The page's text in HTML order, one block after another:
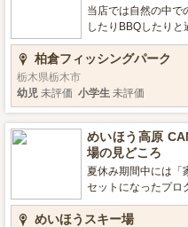
当店では自然の中で
したりBBQしたり
様、女性、初心者に
ャンプに関しては少
で、騒音も少なく夜
関してはこちら当
M5：00 ■設備 デイキャンプエリア, フリーサイトエリア,
駐車場, トイレ ■ロケーション 釣り, 星空がきれい ■環
境・サービス 予約必
柏倉フィッシングパーク
栃木県栃木市
幼児 未評価 小学生 未評価
めいほう高原
場の見どころ
夏休み期間中には「
セットになったプロ
車で3分の場所に日
天の星空をのぞむことができます
めいほうスキー場